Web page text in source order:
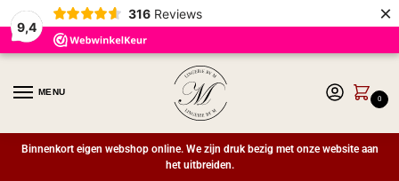
9,4
316 Reviews ×
MENU
0
Binnenkort eigen webshop online. We zijn druk bezig met onze website aan
het uitbreiden.